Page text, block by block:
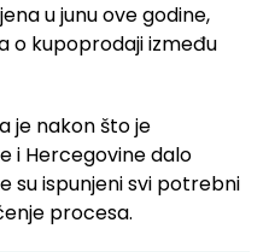
u junu ove godine,
o kupoprodaji između
je nakon što je
i Hercegovine dalo
su ispunjeni svi potrebni
procesa.